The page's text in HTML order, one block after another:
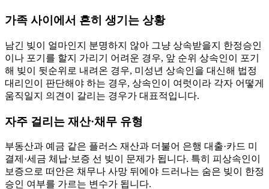
가족 사이에서 흔히 생기는 상황
남긴 빚이 얼마인지 분명하지 않아 그냥 상속받을지 한정승인
이나 포기를 할지 가리기 어려운 경우, 앞 순위 상속인이 포기
해 빚이 뒷순위로 내려온 경우, 미성년 상속인을 대신해 법정
대리인이 판단해야 하는 경우, 상속인이 여럿이라 각자 어떻게
움직일지 의견이 갈리는 경우가 대표적입니다.
자주 걸리는 재산·채무 유형
부동산과 예금 같은 플러스 재산과 더불어 은행 대출·카드 미
결제·세금 체납·보증 선 빚이 문제가 됩니다. 특히 피상속인이
보증으로 떠안은 채무나 사망 뒤에야 드러나는 숨은 빚이 한정
승인 여부를 가르는 변수가 됩니다.